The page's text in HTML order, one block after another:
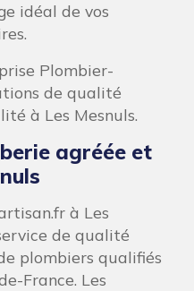
idéal de vos
Plombier-
de qualité
à Les Mesnuls.
agréée et
à Les
de qualité
plombiers qualifiés
France. Les